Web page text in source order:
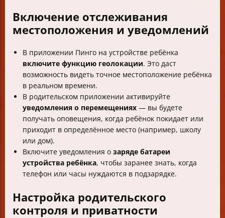
Включение отслеживания
местоположения и уведомлений
В приложении Пинго на устройстве ребёнка
включите функцию геолокации. Это даст
возможность видеть точное местоположение ребёнка
в реальном времени.
В родительском приложении активируйте
уведомления о перемещениях — вы будете
получать оповещения, когда ребёнок покидает или
приходит в определённое место (например, школу
или дом).
Включите уведомления о заряде батареи
устройства ребёнка, чтобы заранее знать, когда
телефон или часы нуждаются в подзарядке.
Настройка родительского
контроля и приватности